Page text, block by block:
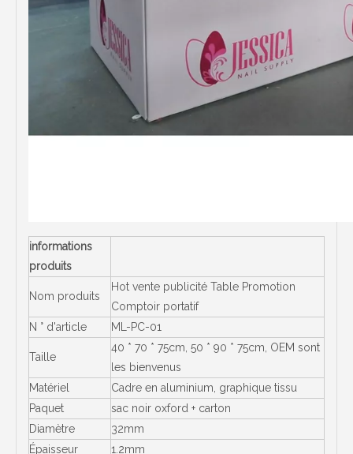
informations
produits
Nom produits
Hot vente publicité Table Promotion
Comptoir portatif
N ° d'article
ML-PC-01
Taille
40 * 70 * 75cm, 50 * 90 * 75cm, OEM sont
les bienvenus
Matériel
Cadre en aluminium, graphique tissu
Paquet
sac noir oxford + carton
Diamètre
32mm
Épaisseur
1.2mm